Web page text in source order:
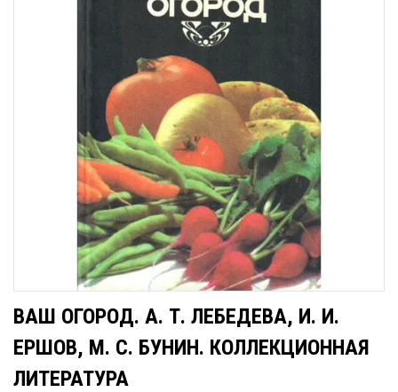
ВАШ ОГОРОД. А. Т. ЛЕБЕДЕВА, И. И.
ЕРШОВ, М. С. БУНИН. КОЛЛЕКЦИОННАЯ
ЛИТЕРАТУРА